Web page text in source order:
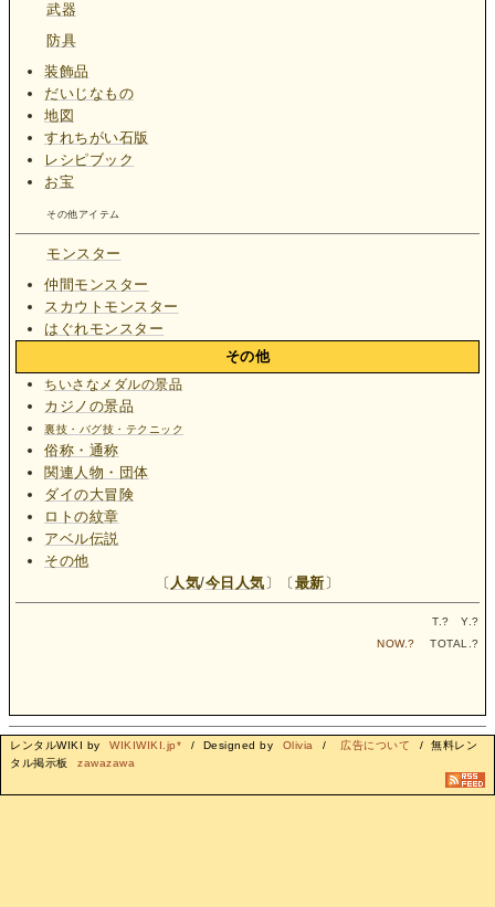
武器
防具
装飾品
だいじなもの
地図
すれちがい石版
レシピブック
お宝
その他アイテム
モンスター
仲間モンスター
スカウトモンスター
はぐれモンスター
その他
ちいさなメダルの景品
カジノの景品
裏技・バグ技・テクニック
俗称・通称
関連人物・団体
ダイの大冒険
ロトの紋章
アベル伝説
その他
〔 人気/今日人気 〕〔 最新 〕
T.? Y.?
NOW.? TOTAL.?
レンタルWIKI by WIKIWIKI.jp* / Designed by Olivia / 広告について
/ 無料レン
タル掲示板
zawazawa